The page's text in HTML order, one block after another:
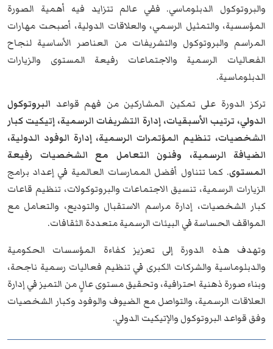
والبروتوكول الدبلوماسي. ففي عالم تتزايد فيه أهمية الصورة
المؤسسية، والتمثيل الرسمي، والعلاقات الدولية، أصبحت مهارات
المراسم والبروتوكول والتشريفات من العناصر الأساسية لنجاح
الفعاليات الرسمية والاجتماعات رفيعة المستوى والزيارات
الدبلوماسية.
تركز الدورة على تمكين المشاركين من فهم قواعد البروتوكول
الدولي، ترتيب الأسبقيات، إدارة التشريفات الرسمية، إتيكيت كبار
الشخصيات، تنظيم المؤتمرات الرسمية، إدارة الوفود الدولية،
الضيافة الرسمية، وفنون التعامل مع الشخصيات رفيعة
المستوى. كما تتناول أفضل الممارسات العالمية في إعداد برامج
الزيارات الرسمية، تنسيق الاجتماعات والبروتوكولات، تنظيم قاعات
كبار الشخصيات، إدارة مراسم الاستقبال والتوديع، والتعامل مع
المواقف الحساسة في البيئات الرسمية متعددة الثقافات.
وتهدف هذه الدورة إلى تعزيز كفاءة المؤسسات الحكومية
والدبلوماسية والشركات الكبرى في تنظيم فعاليات رسمية ناجحة،
وبناء صورة ذهنية احترافية، وتحقيق مستوى عالٍ من التميز في إدارة
العلاقات الرسمية، والتواصل مع الضيوف والوفود وكبار الشخصيات
وفق قواعد البروتوكول والإتيكيت الدولي.